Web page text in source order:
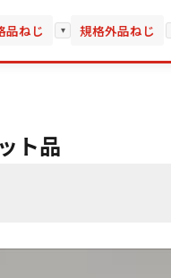
品ねじ ▾ 規格外品ねじ
ト品